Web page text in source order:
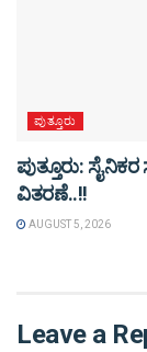
ಪುತ್ತೂರು
ಪುತ್ತೂರು:
ವಿತರಣೆ..!!
AUGUST 5, 2026
Leave a